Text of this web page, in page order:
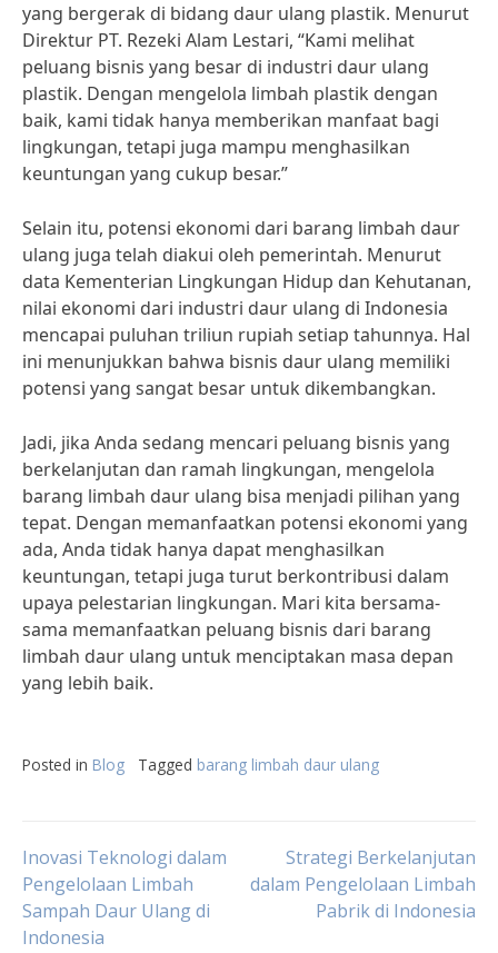
yang bergerak di bidang daur ulang plastik. Menurut
Direktur PT. Rezeki Alam Lestari, “Kami melihat
peluang bisnis yang besar di industri daur ulang
plastik. Dengan mengelola limbah plastik dengan
baik, kami tidak hanya memberikan manfaat bagi
lingkungan, tetapi juga mampu menghasilkan
keuntungan yang cukup besar.”
Selain itu, potensi ekonomi dari barang limbah daur
ulang juga telah diakui oleh pemerintah. Menurut
data Kementerian Lingkungan Hidup dan Kehutanan,
nilai ekonomi dari industri daur ulang di Indonesia
mencapai puluhan triliun rupiah setiap tahunnya. Hal
ini menunjukkan bahwa bisnis daur ulang memiliki
potensi yang sangat besar untuk dikembangkan.
Jadi, jika Anda sedang mencari peluang bisnis yang
berkelanjutan dan ramah lingkungan, mengelola
barang limbah daur ulang bisa menjadi pilihan yang
tepat. Dengan memanfaatkan potensi ekonomi yang
ada, Anda tidak hanya dapat menghasilkan
keuntungan, tetapi juga turut berkontribusi dalam
upaya pelestarian lingkungan. Mari kita bersama-
sama memanfaatkan peluang bisnis dari barang
limbah daur ulang untuk menciptakan masa depan
yang lebih baik.
Posted in Blog Tagged barang limbah daur ulang
Post
navigation
Inovasi Teknologi dalam
Pengelolaan Limbah
Sampah Daur Ulang di
Indonesia
Strategi Berkelanjutan
dalam Pengelolaan Limbah
Pabrik di Indonesia